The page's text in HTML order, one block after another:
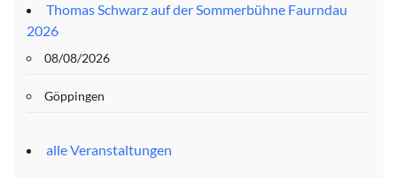
Thomas Schwarz auf der Sommerbühne Faurndau
2026
08/08/2026
Göppingen
alle Veranstaltungen